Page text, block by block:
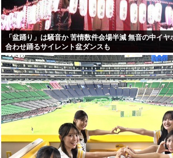
「盆踊り」は騒音か 苦情数件会場半減 無音の中イ
合わせ踊るサイレント盆ダンスも